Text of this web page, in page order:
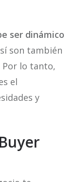
ser dinámico
son también
Por lo tanto,
el
y